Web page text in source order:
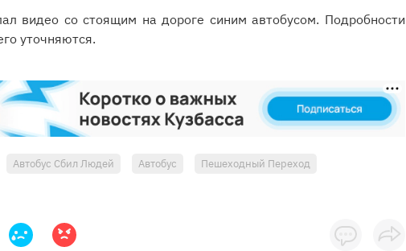
видео со стоящим на дороге синим автобусом. Подробности
уточняются.
Автобус Сбил Людей Автобус Пешеходный Переход